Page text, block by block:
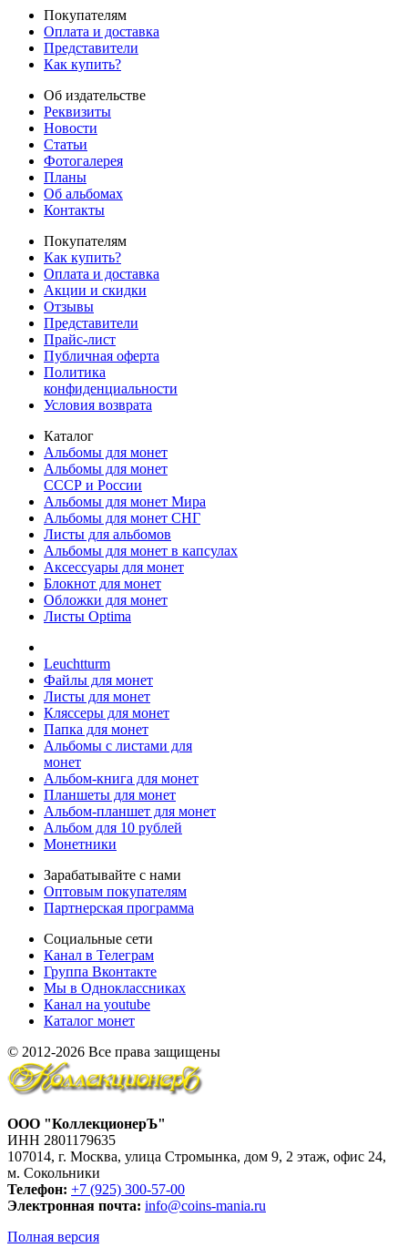
Покупателям
Оплата и доставка
Представители
Как купить?
Об издательстве
Реквизиты
Новости
Статьи
Фотогалерея
Планы
Об альбомах
Контакты
Покупателям
Как купить?
Оплата и доставка
Акции и скидки
Отзывы
Представители
Прайс-лист
Публичная оферта
Политика
конфиденциальности
Условия возврата
Каталог
Альбомы для монет
Альбомы для монет
СССР и России
Альбомы для монет Мира
Альбомы для монет СНГ
Листы для альбомов
Альбомы для монет в капсулах
Аксессуары для монет
Блокнот для монет
Обложки для монет
Листы Optima
Leuchtturm
Файлы для монет
Листы для монет
Кляссеры для монет
Папка для монет
Альбомы с листами для
монет
Альбом-книга для монет
Планшеты для монет
Альбом-планшет для монет
Альбом для 10 рублей
Монетники
Зарабатывайте с нами
Оптовым покупателям
Партнерская программа
Социальные сети
Канал в Телеграм
Группа Вконтакте
Мы в Одноклассниках
Канал на youtube
Каталог монет
© 2012-2026 Все права защищены
ООО "КоллекционерЪ"
ИНН 2801179635
107014, г. Москва, улица Стромынка, дом 9, 2 этаж, офис 24,
м. Сокольники
Телефон: +7 (925) 300-57-00
Электронная почта: info@coins-mania.ru
Полная версия